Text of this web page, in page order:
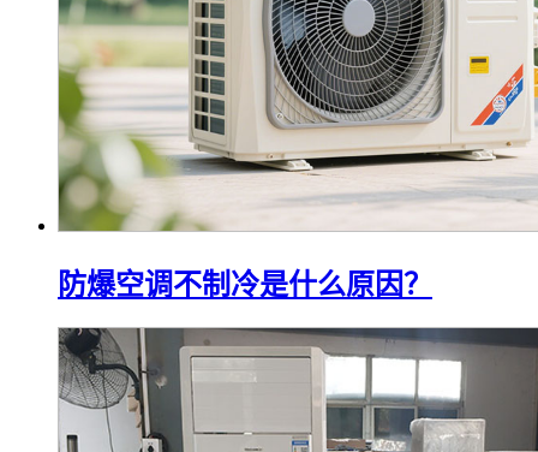
防爆空调不制冷是什么原因？